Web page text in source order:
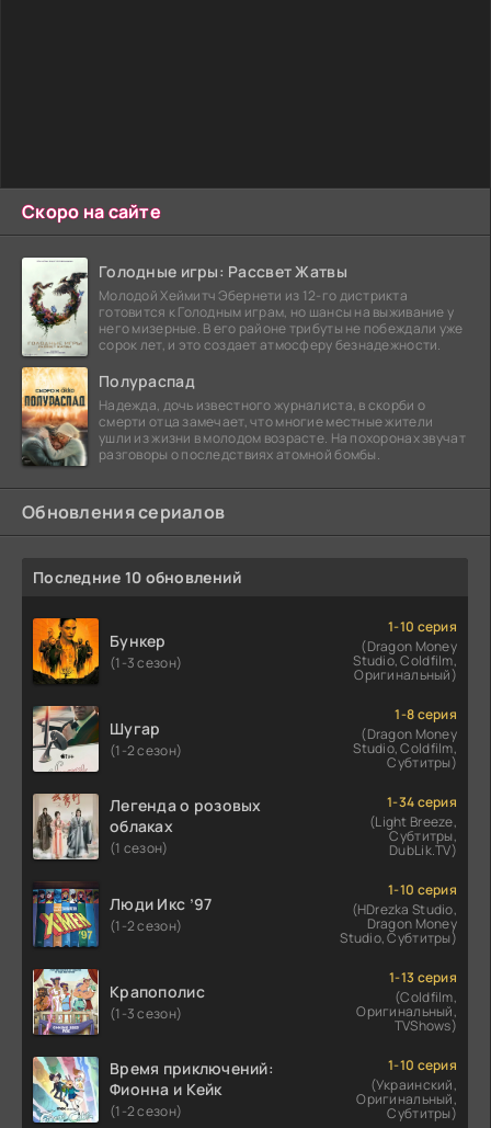
Скоро на сайте
Голодные игры: Рассвет Жатвы
Молодой Хеймитч Эбернети из 12-го дистрикта
готовится к Голодным играм, но шансы на выживание у
него мизерные. В его районе трибуты не побеждали уже
сорок лет, и это создает атмосферу безнадежности.
Полураспад
Надежда, дочь известного журналиста, в скорби о
смерти отца замечает, что многие местные жители
ушли из жизни в молодом возрасте. На похоронах звучат
разговоры о последствиях атомной бомбы.
Обновления сериалов
Последние 10 обновлений
Бункер
(1-3 сезон)
1-10 серия
(Dragon Money
Studio, Coldfilm,
Оригинальный)
Шугар
(1-2 сезон)
1-8 серия
(Dragon Money
Studio, Coldfilm,
Субтитры)
Легенда о розовых
облаках
(1 сезон)
1-34 серия
(Light Breeze,
Субтитры,
DubLik.TV)
Люди Икс ’97
(1-2 сезон)
1-10 серия
(HDrezka Studio,
Dragon Money
Studio, Субтитры)
Крапополис
(1-3 сезон)
1-13 серия
(Coldfilm,
Оригинальный,
TVShows)
Время приключений:
Фионна и Кейк
(1-2 сезон)
1-10 серия
(Украинский,
Оригинальный,
Субтитры)